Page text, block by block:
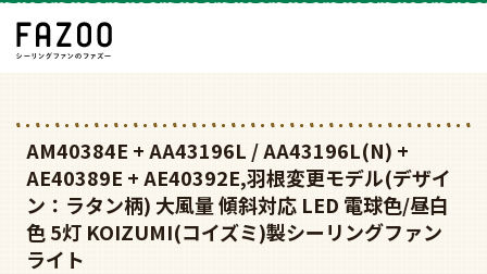
AM40384E + AA43196L / AA43196L(N) +
AE40389E + AE40392E,羽根変更モデル(デザイ
ン：ラタン柄) 大風量 傾斜対応 LED 電球色/昼白
色 5灯 KOIZUMI(コイズミ)製シーリングファン
ライト